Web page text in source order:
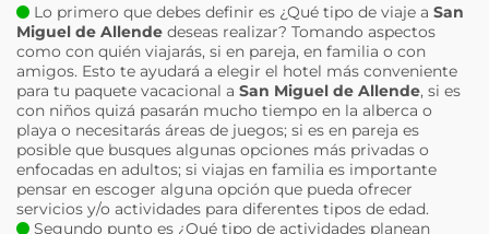
Lo primero que debes definir es ¿Qué tipo de viaje a San
Miguel de Allende deseas realizar? Tomando aspectos
como con quién viajarás, si en pareja, en familia o con
amigos. Esto te ayudará a elegir el hotel más conveniente
para tu paquete vacacional a San Miguel de Allende, si es
con niños quizá pasarán mucho tiempo en la alberca o
playa o necesitarás áreas de juegos; si es en pareja es
posible que busques algunas opciones más privadas o
enfocadas en adultos; si viajas en familia es importante
pensar en escoger alguna opción que pueda ofrecer
servicios y/o actividades para diferentes tipos de edad.
Segundo punto es ¿Qué tipo de actividades planean